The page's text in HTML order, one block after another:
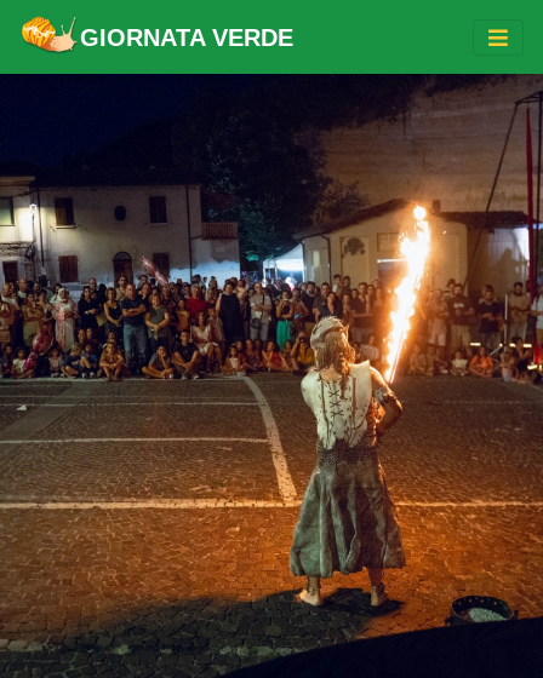
GIORNATA VERDE